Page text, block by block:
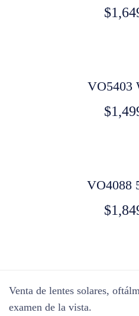
$
VO5403
$
VO4088
$
Venta de lentes solares,
examen de la vista.